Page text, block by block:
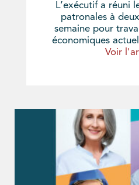
L’exécutif a réuni
patronales à
semaine pour
économiques
Voir